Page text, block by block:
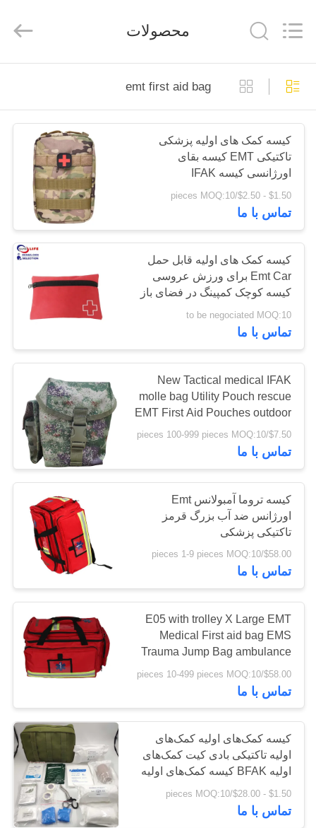
خونه
محصولات
درباره
تور
کارخانه
کنترل
کیفیت
تماس
بگیرید
اخبار
پرونده
درخواست
نقل قول
نقشه
سایت
سیاست
حفظ
حریم
خصوصی
Products
Co.,
محصولات
emt first aid bag
کیسه کمک های اولیه پزشکی
تاکتیکی EMT کیسه بقای
اورژانسی کیسه IFAK
$1.50 - $2.50/pieces MOQ:10
تماس با ما
کیسه کمک های اولیه قابل حمل
Emt Car برای ورزش عروسی
کیسه کوچک کمپینگ در فضای باز
مراقبت از زخم
to be negociated MOQ:10
تماس با ما
New Tactical medical IFAK
molle bag Utility Pouch rescue
EMT First Aid Pouches outdoor
emergency survival bag case
$7.50/pieces 100-999 pieces MOQ:10
تماس با ما
کیسه تروما آمبولانس Emt
اورژانس ضد آب بزرگ قرمز
تاکتیکی پزشکی
$58.00/pieces 1-9 pieces MOQ:10
تماس با ما
E05 with trolley X Large EMT
Medical First aid bag EMS
Trauma Jump Bag ambulance
emergency backpack
$58.00/pieces 10-499 pieces MOQ:10
تماس با ما
کیسه کمک‌های اولیه کمک‌های
اولیه تاکتیکی بادی کیت کمک‌های
اولیه BFAK کیسه کمک‌های اولیه
عمومی کیسه مولی سایز بزرگ
$1.50 - $28.00/pieces MOQ:10
تماس با ما